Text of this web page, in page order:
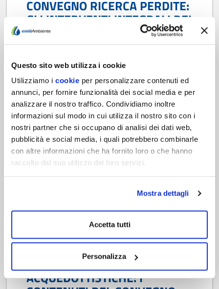
Questo sito web utilizza i cookie
Utilizziamo i cookie per personalizzare contenuti ed
annunci, per fornire funzionalità dei social media e per
analizzare il nostro traffico. Condividiamo inoltre
informazioni sul modo in cui utilizza il nostro sito con i
nostri partner che si occupano di analisi dei dati web,
pubblicità e social media, i quali potrebbero combinarle
con altre informazioni che ha fornito loro o che hanno
raccolto dal suo utilizzo dei loro servizi.
Mostra dettagli
Accetta tutti
Personalizza
CONVEGNO RICERCA PERDITE:
GLI INTERVENTI INTEGRALI DEI
RELATORI
interventi dei relatori del Convegno Tecnico
Distrettualizzazione nelle Reti di Acquedotto:
esperienze a confronto", organizzato da
EmiliAmbiente SpA in accordo con Iren SpA e
svoltosi giovedì 22 marzo 2018 al Labirinto della
Masone nell'ambito della prima edizione del
Summit Internazionale "Labirinto d'Acque". A
fondo…
RICERCA PERDITE SULLE RETI
ACQUEDOTTISTICHE: I